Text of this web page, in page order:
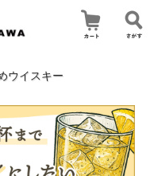
ウイスキー